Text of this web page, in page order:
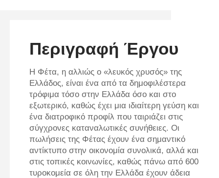
Περιγραφή Έργου
Η Φέτα, η αλλιώς ο «λευκός χρυσός» της
Ελλάδος, είναι ένα από τα δημοφιλέστερα
τρόφιμα τόσο στην Ελλάδα όσο και στο
εξωτερικό, καθώς έχει μια ιδιαίτερη γεύση και
ένα διατροφικό προφίλ που ταιριάζει στις
σύγχρονες καταναλωτικές συνήθειες. Οι
πωλήσεις της Φέτας έχουν ένα σημαντικό
αντίκτυπο στην οικονομία συνολικά, αλλά και
στις τοπικές κοινωνίες, καθώς πάνω από 600
τυροκομεία σε όλη την Ελλάδα έχουν άδεια